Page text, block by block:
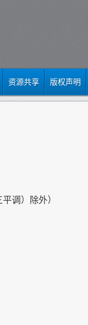
资源共享 版权声明
调）除外）